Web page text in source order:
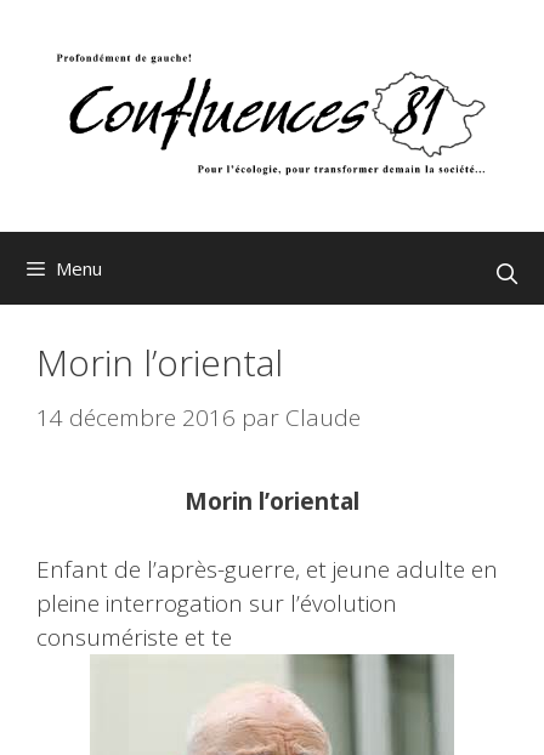
Menu
Morin l’oriental
14 décembre 2016 par Claude
Morin l’oriental
Enfant de l’après-guerre, et jeune adulte en
pleine interrogation sur l’évolution
consumériste et te